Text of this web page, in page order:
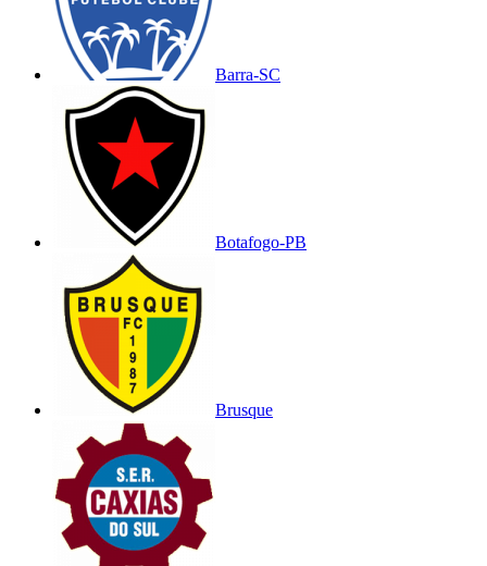
Barra-SC
Botafogo-PB
Brusque